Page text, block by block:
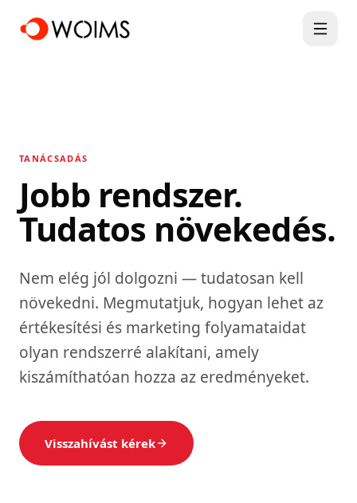
TANÁCSADÁS
Jobb rendszer.
Tudatos növekedés.
Nem elég jól dolgozni — tudatosan kell
növekedni. Megmutatjuk, hogyan lehet az
értékesítési és marketing folyamataidat
olyan rendszerré alakítani, amely
kiszámíthatóan hozza az eredményeket.
Visszahívást kérek